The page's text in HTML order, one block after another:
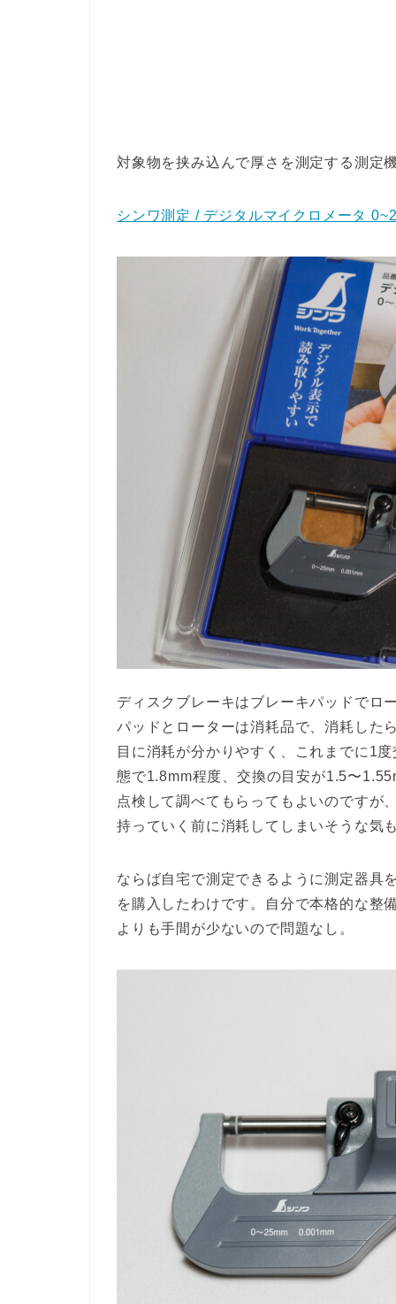
対象物を挟み込んで厚さを測定する測定
シンワ測定 / デジタルマイクロメータ
ディスクブレーキはブレーキパッドでロ
パッドとローターは消耗品で、消耗した
目に消耗が分かりやすく、これまでに1
態で1.8mm程度、交換の目安が1.5〜
点検して調べてもらってもよいのですが
持っていく前に消耗してしまいそうな気
ならば自宅で測定できるように測定器具
を購入したわけです。自分で本格的な整
よりも手間が少ないので問題なし。